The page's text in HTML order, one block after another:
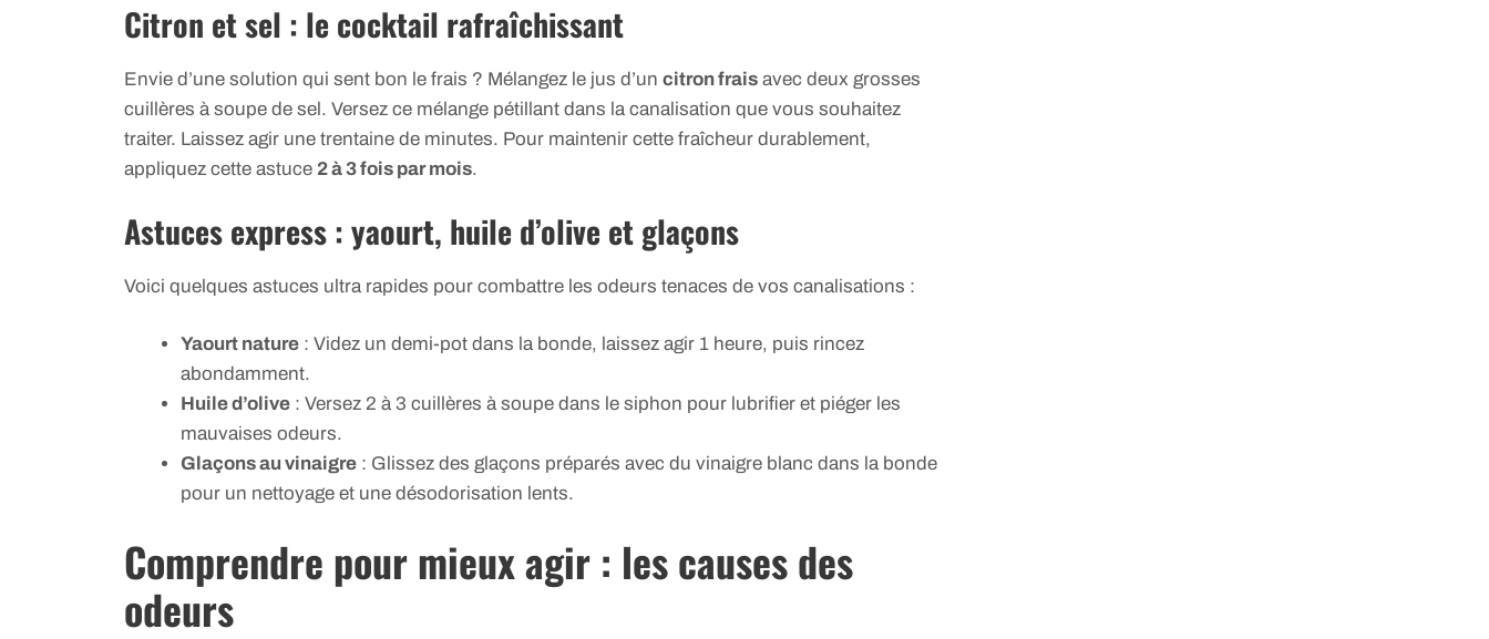
Citron et sel : le cocktail rafraîchissant
Envie d’une solution qui sent bon le frais ? Mélangez le jus d’un citron frais avec deux grosses
cuillères à soupe de sel. Versez ce mélange pétillant dans la canalisation que vous souhaitez
traiter. Laissez agir une trentaine de minutes. Pour maintenir cette fraîcheur durablement,
appliquez cette astuce 2 à 3 fois par mois.
Astuces express : yaourt, huile d’olive et glaçons
Voici quelques astuces ultra rapides pour combattre les odeurs tenaces de vos canalisations :
Yaourt nature : Videz un demi-pot dans la bonde, laissez agir 1 heure, puis rincez
abondamment.
Huile d’olive : Versez 2 à 3 cuillères à soupe dans le siphon pour lubrifier et piéger les
mauvaises odeurs.
Glaçons au vinaigre : Glissez des glaçons préparés avec du vinaigre blanc dans la bonde
pour un nettoyage et une désodorisation lents.
Comprendre pour mieux agir : les causes des
odeurs